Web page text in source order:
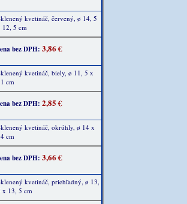
kvetináč, červený, ø 14, 5
12, 5 cm
bez DPH: 3,86 €
kvetináč, biely, ø 11, 5 x
cm
bez DPH: 2,85 €
kvetináč, okrúhly, ø 14 x
cm
bez DPH: 3,66 €
kvetináč, priehľadný, ø 13,
x 13, 5 cm